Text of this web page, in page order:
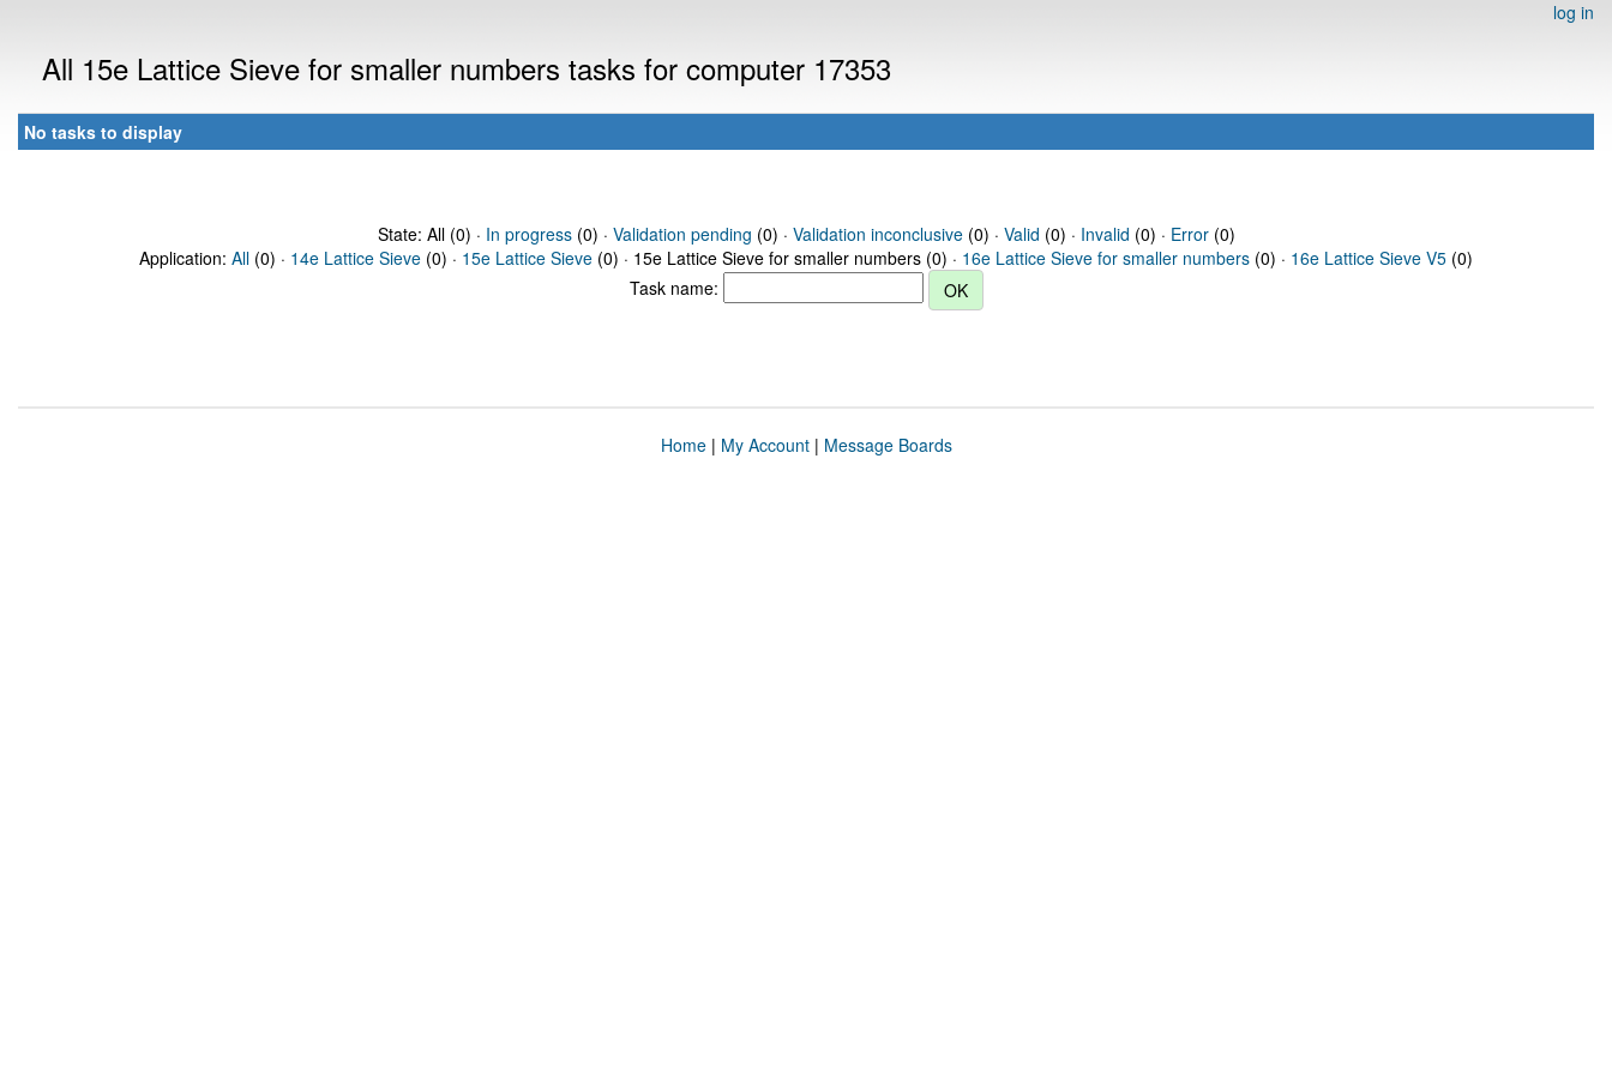
log in
All 15e Lattice Sieve for smaller numbers tasks for computer 17353
No tasks to display
State: All (0) · In progress(0) · Validation pending (0) · Validation inconclusive(0) · Valid (0) · Invalid (0) · Error(0)
Application: All (0) · 14e Lattice Sieve (0) · 15e Lattice Sieve (0) · 15e Lattice Sieve for smaller numbers (0) · 16e Lattice Sieve for smaller numbers (0) · 16e Lattice Sieve V5 (0)
Task name:
Home| My Account| Message Boards